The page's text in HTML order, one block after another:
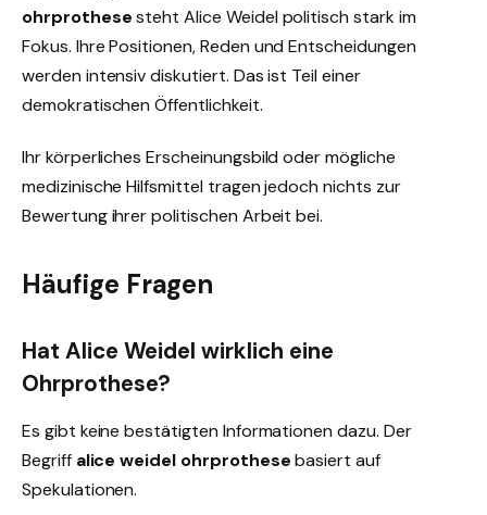
ohrprothesesteht Alice Weidel politisch stark im
Fokus. Ihre Positionen, Reden und Entscheidungen
werden intensiv diskutiert. Das ist Teil einer
demokratischen Öffentlichkeit.
Ihr körperliches Erscheinungsbild oder mögliche
medizinische Hilfsmittel tragen jedoch nichts zur
Bewertung ihrer politischen Arbeit bei.
Häufige Fragen
Hat Alice Weidel wirklich eine
Ohrprothese?
Es gibt keine bestätigten Informationen dazu. Der
Begriff alice weidel ohrprothesebasiert auf
Spekulationen.